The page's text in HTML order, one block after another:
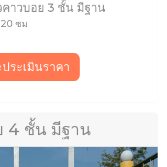
าวบอย 3 ชั้น มีฐาน
ซม
ระเมินราคา
4 ชั้น มีฐาน